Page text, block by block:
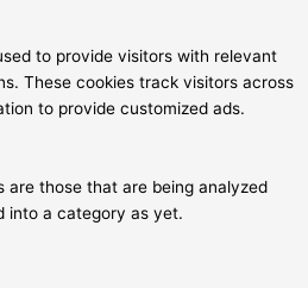
to provide visitors with relevant
These cookies track visitors across
to provide customized ads.
are those that are being analyzed
into a category as yet.